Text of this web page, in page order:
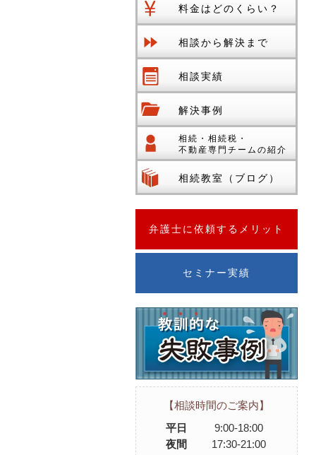
料金はどのくらい？
相談から解決まで
相談実績
解決事例
相続・相続税・
不動産専門チームの紹介
相続教室（ブログ）
弁護士に依頼するメリット
セミナー実績
【相談時間のご案内】
平日
9:00-18:00
夜間
17:30-21:00